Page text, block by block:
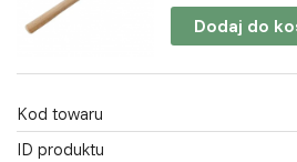
Dodaj do
Kod towaru
ID produktu